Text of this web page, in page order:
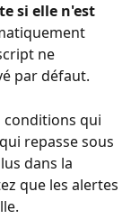
si elle n'est
ne
par défaut.
conditions qui
repasse sous
dans la
que les alertes